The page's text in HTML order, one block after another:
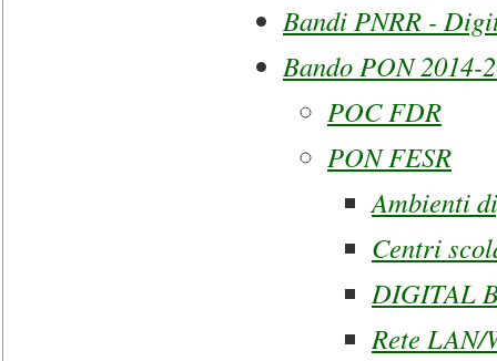
Bandi PNRR -
Bando PON 2014-
POC FDR
PON FESR
Ambienti
Centri
DIGITAL
Rete LAN/